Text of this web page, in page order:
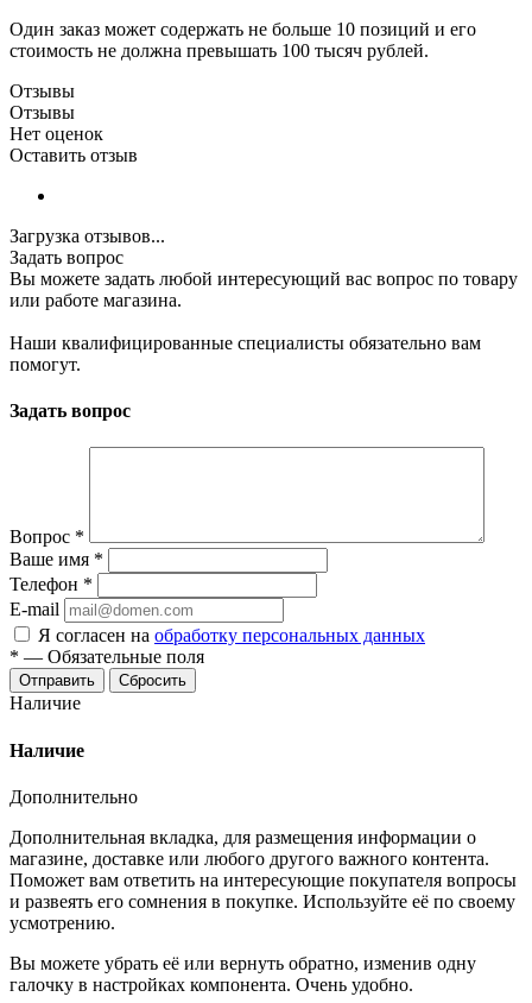
Один заказ может содержать не больше 10 позиций и его
стоимость не должна превышать 100 тысяч рублей.
Отзывы
Отзывы
Нет оценок
Оставить отзыв
Загрузка отзывов...
Задать вопрос
Вы можете задать любой интересующий вас вопрос по товару
или работе магазина.
Наши квалифицированные специалисты обязательно вам
помогут.
Задать вопрос
Вопрос *
Ваше имя *
Телефон *
E-mail
Я согласен на обработку персональных данных
* — Обязательные поля
Отправить Сбросить
Наличие
Наличие
Дополнительно
Дополнительная вкладка, для размещения информации о
магазине, доставке или любого другого важного контента.
Поможет вам ответить на интересующие покупателя вопросы
и развеять его сомнения в покупке. Используйте её по своему
усмотрению.
Вы можете убрать её или вернуть обратно, изменив одну
галочку в настройках компонента. Очень удобно.